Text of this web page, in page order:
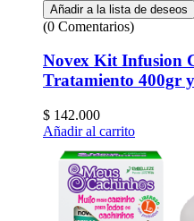
Añadir a la lista de deseos
(0 Comentarios)
Novex Kit Infusion
Tratamiento 400gr
$ 142.000
Añadir al carrito